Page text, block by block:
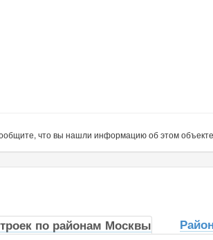
что вы нашли информацию об этом
по районам Москвы